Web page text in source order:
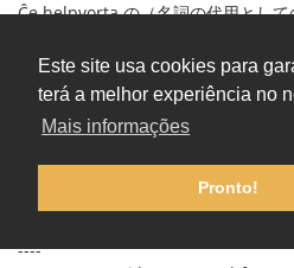
Este site usa cookies para
terá a melhor experiência no
Mais informações
Pronto!
Ĉe helpvorta の（名詞の代用とし
esti iomete evitema uzi subjekto-
ĝustas kaj fojfoje fakte estas
evitus ripeton de la sono 「の」.
息子が買ったのは中古です。(ĝusta
妻が見たのは白い犬です。(ĝusta kaj
----